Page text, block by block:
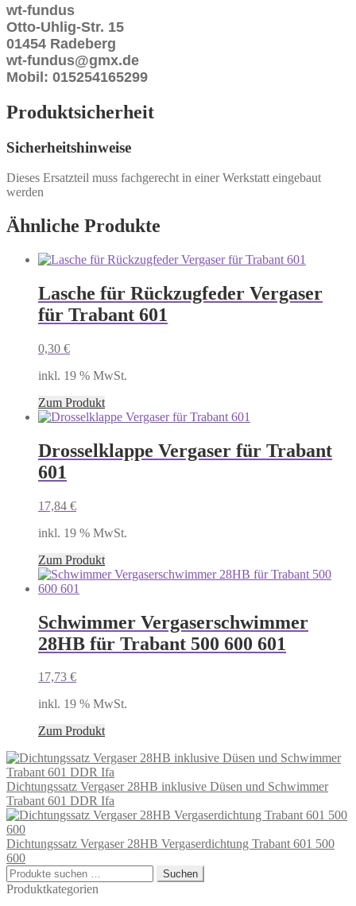
wt-fundus
Otto-Uhlig-Str. 15
01454 Radeberg
wt-fundus@gmx.de
Mobil: 015254165299
Produktsicherheit
Sicherheitshinweise
Dieses Ersatzteil muss fachgerecht in einer Werkstatt eingebaut
werden
Ähnliche Produkte
Lasche für Rückzugfeder Vergaser
für Trabant 601
0,30 €
inkl. 19 % MwSt.
Zum Produkt
Drosselklappe Vergaser für Trabant
601
17,84 €
inkl. 19 % MwSt.
Zum Produkt
Schwimmer Vergaserschwimmer
28HB für Trabant 500 600 601
17,73 €
inkl. 19 % MwSt.
Zum Produkt
Dichtungssatz Vergaser 28HB inklusive Düsen und Schwimmer
Trabant 601 DDR Ifa
Dichtungssatz Vergaser 28HB Vergaserdichtung Trabant 601 500
600
Suchen
nach:
Suchen
Produktkategorien